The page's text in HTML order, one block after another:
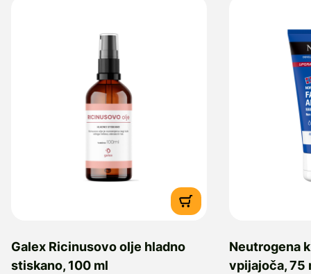
Galex Ricinusovo olje hladno
stiskano, 100 ml
Neutrogena
vpijajoča, 75